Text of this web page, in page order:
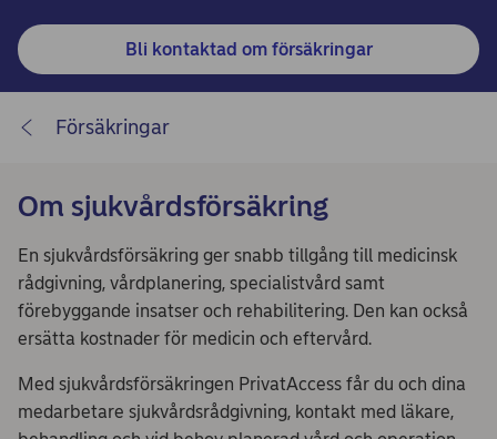
Bli kontaktad om försäkringar
Försäkringar
Om sjukvårdsförsäkring
En sjukvårdsförsäkring ger snabb tillgång till medicinsk
rådgivning, vårdplanering, specialistvård samt
förebyggande insatser och rehabilitering. Den kan också
ersätta kostnader för medicin och eftervård.
Med sjukvårdsförsäkringen PrivatAccess får du och dina
medarbetare sjukvårdsrådgivning, kontakt med läkare,